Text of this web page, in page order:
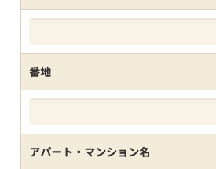
番地
アパート・マンション名